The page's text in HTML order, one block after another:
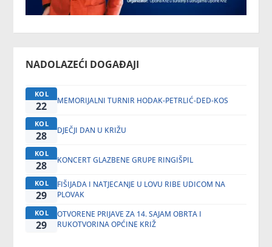
NADOLAZEĆI DOGAĐAJI
KOL
22 MEMORIJALNI TURNIR HODAK-PETRLIĆ-DED-KOS
KOL
28 DJEČJI DAN U KRIŽU
KOL
28 KONCERT GLAZBENE GRUPE RINGIŠPIL
KOL
29
FIŠIJADA I NATJECANJE U LOVU RIBE UDICOM NA
PLOVAK
KOL
29
OTVORENE PRIJAVE ZA 14. SAJAM OBRTA I
RUKOTVORINA OPĆINE KRIŽ